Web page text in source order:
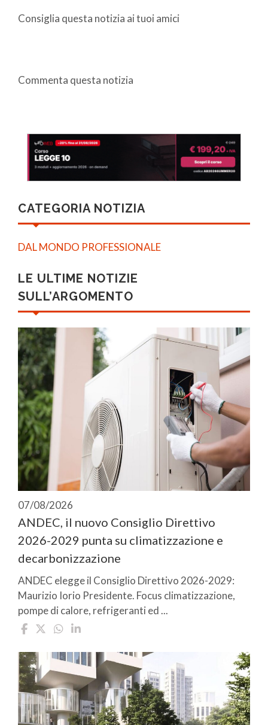
Consiglia questa notizia ai tuoi amici
Commenta questa notizia
CATEGORIA NOTIZIA
DAL MONDO PROFESSIONALE
LE ULTIME NOTIZIE
SULL’ARGOMENTO
07/08/2026
ANDEC, il nuovo Consiglio Direttivo
2026-2029 punta su climatizzazione e
decarbonizzazione
ANDEC elegge il Consiglio Direttivo 2026-2029:
Maurizio Iorio Presidente. Focus climatizzazione,
pompe di calore, refrigeranti ed ...